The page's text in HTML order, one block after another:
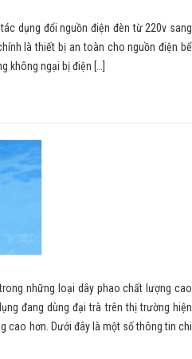
đổi nguồn điện đèn từ 220v sang
là thiết bị an toàn cho nguồn điện bể
không ngại bị điện […]
những loại dây phao chất lượng cao
đang dùng đại trà trên thị trường hiện
cao hơn. Dưới đây là một số thông tin chi